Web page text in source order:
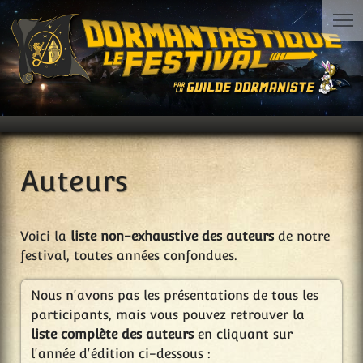
Auteurs
Voici la liste non-exhaustive des auteursde notre
festival, toutes années confondues.
Nous n'avons pas les présentations de tous les
participants, mais vous pouvez retrouver la
liste complète des auteursen cliquant sur
l'année d'édition ci-dessous :